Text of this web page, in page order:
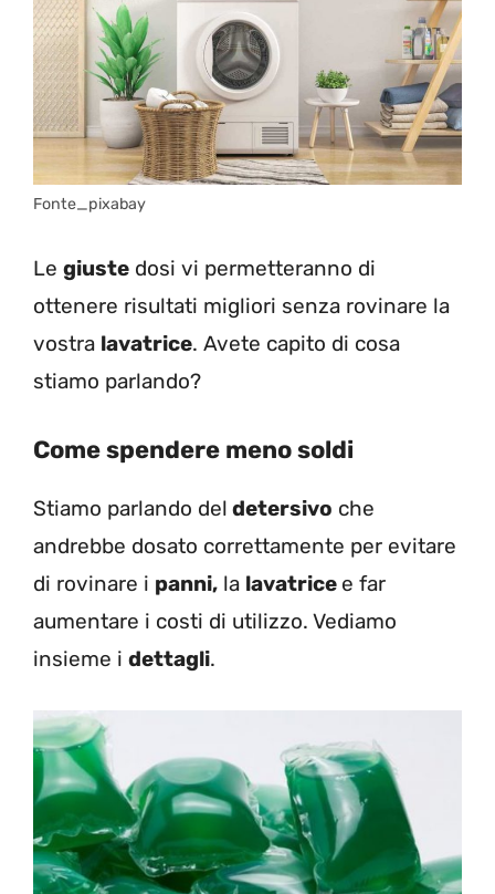
Fonte_pixabay
Le giuste dosi vi permetteranno di
ottenere risultati migliori senza rovinare la
vostra lavatrice. Avete capito di cosa
stiamo parlando?
Come spendere meno soldi
Stiamo parlando del detersivo che
andrebbe dosato correttamente per evitare
di rovinare i panni, la lavatrice e far
aumentare i costi di utilizzo. Vediamo
insieme i dettagli.